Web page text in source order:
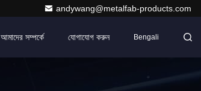
andywang@metalfab-products.com
আমাদের সম্পর্কে যোগাযোগ করুন Bengali